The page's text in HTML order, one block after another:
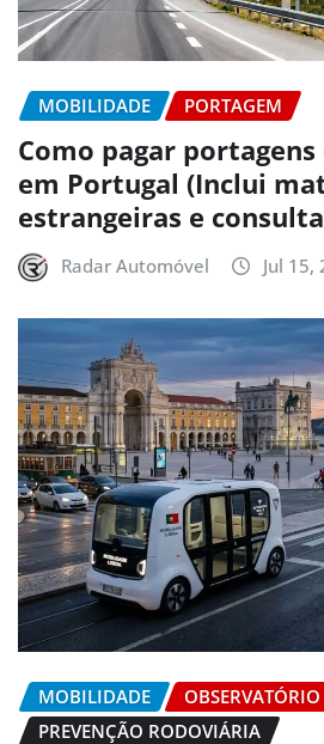
MOBILIDADE PORTAGEM
Como pagar
em Portugal (Inclui
estrangeiras e
Radar Automóvel Jul 15,
MOBILIDADE
OBSERVATÓRIO
PREVENÇÃO RODOVIÁRIA